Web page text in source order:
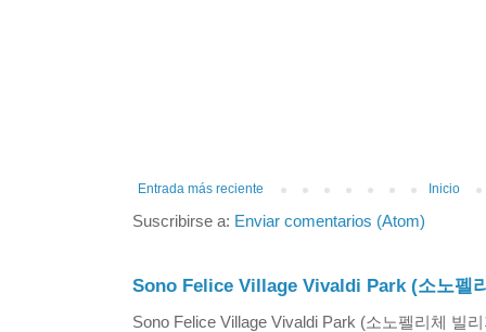
Entrada más reciente Inicio
Suscribirse a: Enviar comentarios (Atom)
Sono Felice Village Vivaldi Park (소노펠
Sono Felice Village Vivaldi Park (소노펠리체 빌